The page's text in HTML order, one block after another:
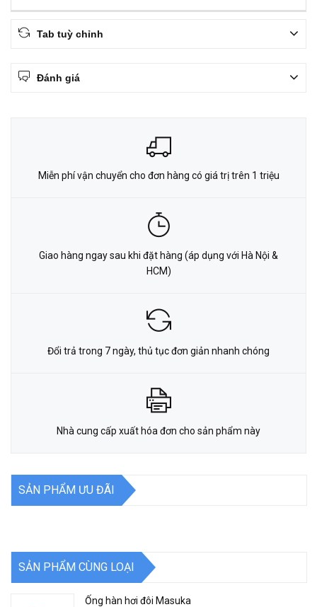
Tab tuỳ chỉnh
Đánh giá
Miễn phí vận chuyển cho đơn hàng có giá trị trên 1 triệu
Giao hàng ngay sau khi đặt hàng (áp dụng với Hà Nội &
HCM)
Đổi trả trong 7 ngày, thủ tục đơn giản nhanh chóng
Nhà cung cấp xuất hóa đơn cho sản phẩm này
SẢN PHẨM ƯU ĐÃI
SẢN PHẨM CÙNG LOẠI
Ống hàn hơi đôi Masuka